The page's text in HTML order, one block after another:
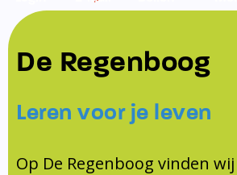
Home
De school
Opleiding en Stage
KomKids
Ouders
Ouders
Contact
Contact
Contact
Samenwerkingen
Schoollogopedist
De Regenboog
Leren voor je leven
Op De Regenboog vinden